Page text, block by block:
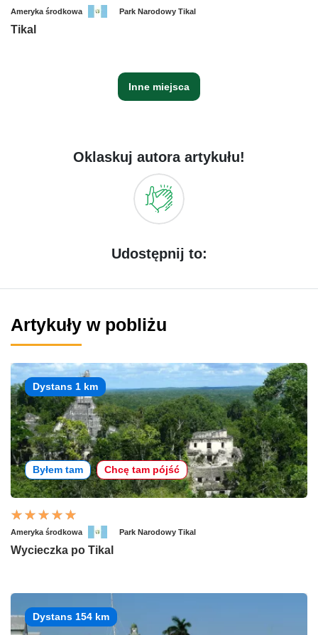
Ameryka środkowa Park Narodowy Tikal
Tikal
Inne miejsca
Oklaskuj autora artykułu!
Udostępnij to:
Artykuły w pobliżu
Dystans 1 km
Byłem tam Chcę tam pójść
Ameryka środkowa Park Narodowy Tikal
Wycieczka po Tikal
Dystans 154 km